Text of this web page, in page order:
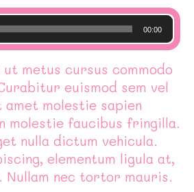
00:00
ut metus cursus commodo
euismod sem vel
molestie sapien
molestie faucibus fringilla.
nulla dictum vehicula.
elementum ligula at,
Nullam nec tortor mauris.